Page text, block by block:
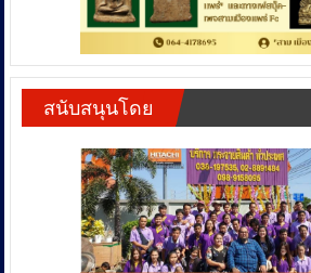
สนับสนุนโดย